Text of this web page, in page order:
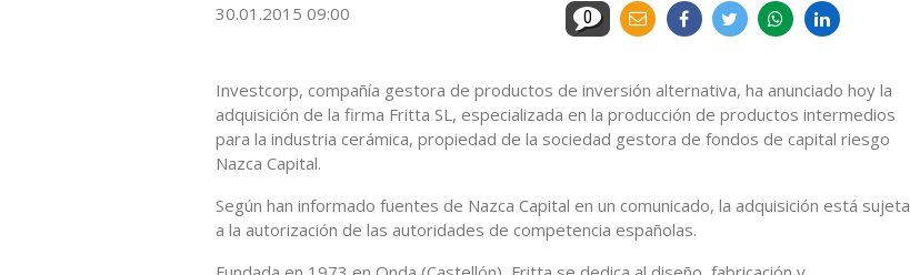
30.01.2015 09:00 0
Investcorp, compañía gestora de productos de inversión alternativa, ha anunciado hoy la
adquisición de la firma Fritta SL, especializada en la producción de productos intermedios
para la industria cerámica, propiedad de la sociedad gestora de fondos de capital riesgo
Nazca Capital.
Según han informado fuentes de Nazca Capital en un comunicado, la adquisición está sujeta
a la autorización de las autoridades de competencia españolas.